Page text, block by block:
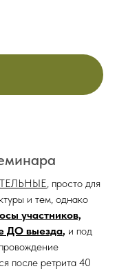
, просто для
и тем, однако
участников,
ДО выезда, и под
после ретрита 40